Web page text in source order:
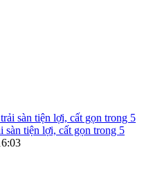
sàn tiện lợi, cất gọn trong 5